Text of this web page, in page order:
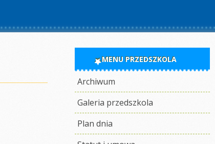
MENU PRZEDSZKOLA
Archiwum
Galeria przedszkola
Plan dnia